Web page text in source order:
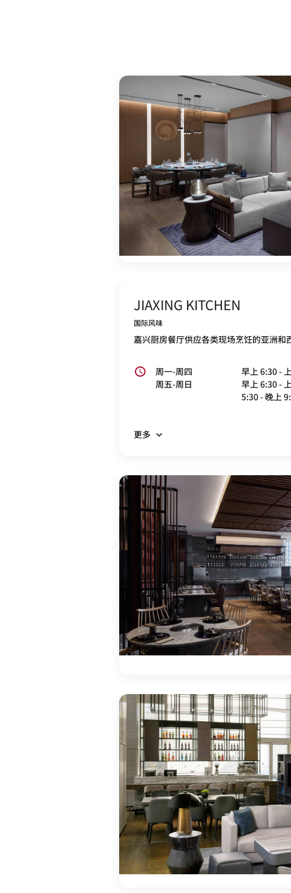
JIAXING KITCHEN
国际风味
嘉兴厨房餐厅供应各类现场烹饪的亚洲和
周一-周四
早上 6:30 -
周五-周日
早上 6:30 -
5:30 - 晚上
更多